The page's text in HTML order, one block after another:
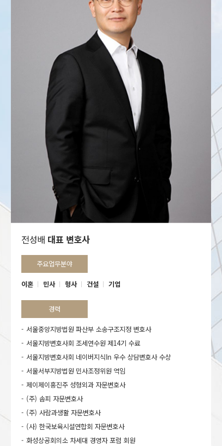
전성배 대표 변호사
주요업무분야
이혼 민사 형사 건설 기업
경력
서울중앙지방법원 파산부 소송구조지정 변호사
서울지방변호사회 조세연수원 제14기 수료
서울지방변호사회 네이버지식In 우수 상담변호사 수상
서울서부지방법원 민사조정위원 역임
제이제이홍진주 성형외과 자문변호사
(주) 솜피 자문변호사
(주) 사람과생활 자문변호사
(사) 한국보육시설연합회 자문변호사
화성상공회의소 차세대 경영자 포럼 회원